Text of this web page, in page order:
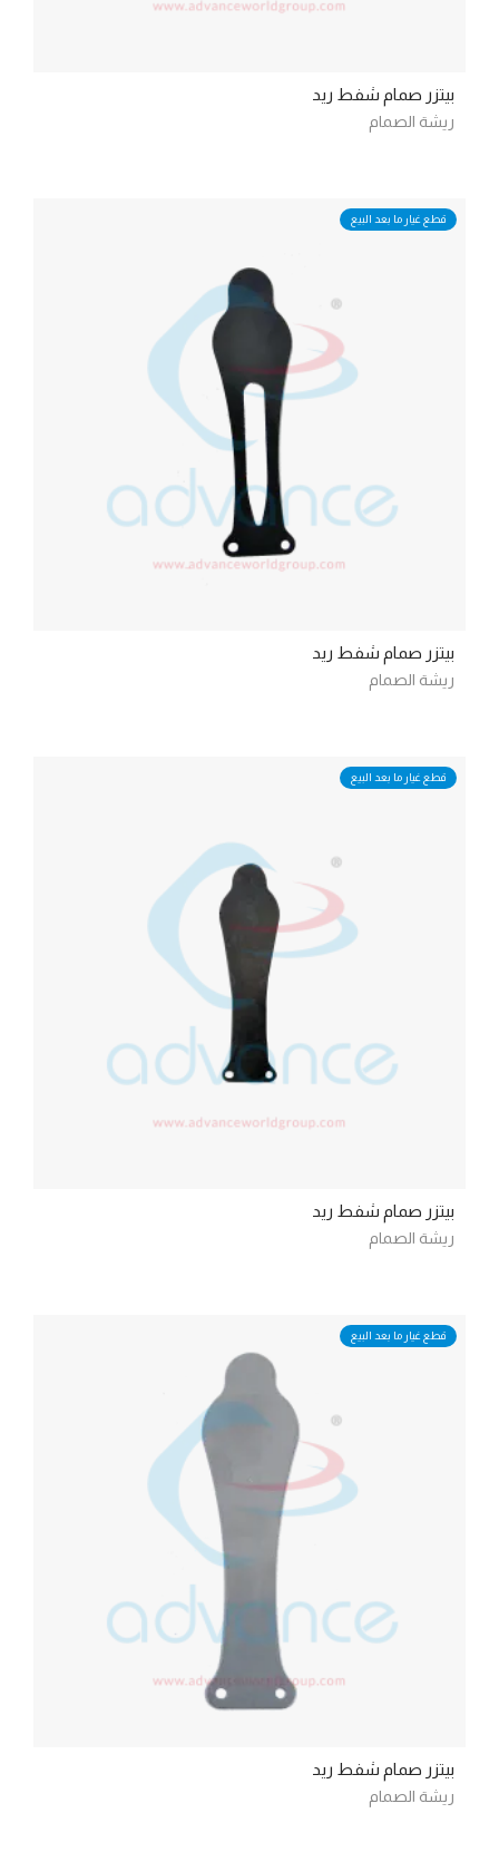
بيتزر صمام شفط ريد
ريشة الصمام
قطع غيار ما بعد البيع
بيتزر صمام شفط ريد
ريشة الصمام
قطع غيار ما بعد البيع
بيتزر صمام شفط ريد
ريشة الصمام
قطع غيار ما بعد البيع
بيتزر صمام شفط ريد
ريشة الصمام